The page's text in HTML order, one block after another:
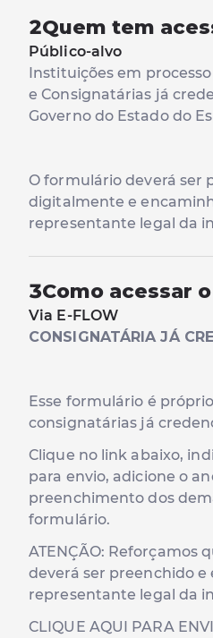
2Quem tem
Público-alvo
Instituições em
e Consignatárias já
Governo do Estado do
O formulário deverá ser
digitalmente e
representante legal da
3Como acessar
Via E-FLOW
CONSIGNATÁRIA JÁ
Esse formulário é
consignatárias já
Clique no link abaixo,
para envio, adicione o
preenchimento dos
formulário.
ATENÇÃO: Reforçamos
deverá ser preenchido
representante legal da
CLIQUE AQUI PARA